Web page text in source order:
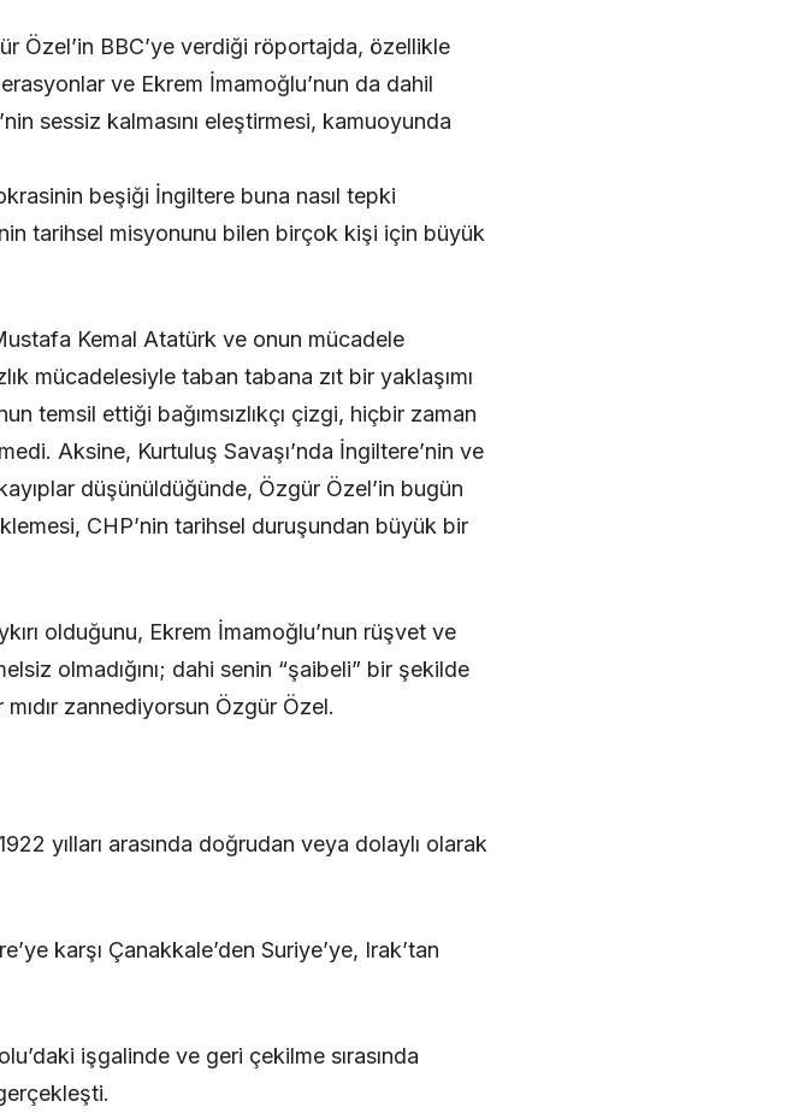
Özel’in BBC’ye verdiği röportajda, özellikle
ve Ekrem İmamoğlu’nun da dahil
sessiz kalmasını eleştirmesi, kamuoyunda
beşiği İngiltere buna nasıl tepki
tarihsel misyonunu bilen birçok kişi için büyük
Kemal Atatürk ve onun mücadele
mücadelesiyle taban tabana zıt bir yaklaşımı
temsil ettiği bağımsızlıkçı çizgi, hiçbir zaman
Aksine, Kurtuluş Savaşı’nda İngiltere’nin ve
düşünüldüğünde, Özgür Özel’in bugün
CHP’nin tarihsel duruşundan büyük bir
olduğunu, Ekrem İmamoğlu’nun rüşvet ve
olmadığını; dahi senin “şaibeli” bir şekilde
zannediyorsun Özgür Özel.
yılları arasında doğrudan veya dolaylı olarak
karşı Çanakkale’den Suriye’ye, Irak’tan
işgalinde ve geri çekilme sırasında